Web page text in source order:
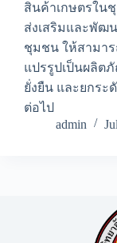
สินค้าเกษตรใน
ส่งเสริมและพัฒ
ชุมชน ให้สามาร
แปรรูปเป็นผลิต
ยั่งยืน และยกร
ต่อไป
admin